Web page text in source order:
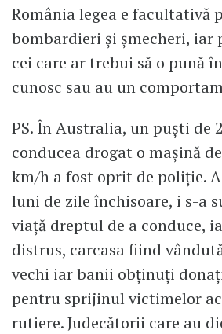
România legea e facultativă
bombardieri și șmecheri, iar
cei care ar trebui să o pună
cunosc sau au un
PS. În Australia, un puști de
conducea drogat o mașină
km/h a fost oprit de poliție.
luni de zile închisoare, i s-a
viață dreptul de a conduce,
distrus, carcasa fiind
vechi iar banii obținuți
pentru sprijinul victimelor
rutiere. Judecătorii care au